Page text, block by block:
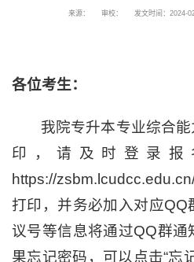
来源： 审校： 发文时间：2024-
各位考生：
我院专升本专业综合
印，请及时登录报
https://
打印，并务必加入对应QQ
议号等信息将通过QQ群通
果忘记密码，可以点击“忘